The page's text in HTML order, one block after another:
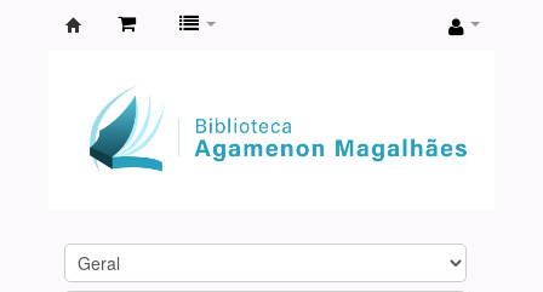
Agamenon
Magalhães